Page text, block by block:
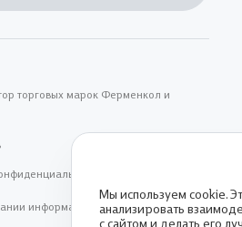
торговых марок Ферменкол и
информациии, размещенной
Мы используем cookie.
анализировать
с сайтом и делать его